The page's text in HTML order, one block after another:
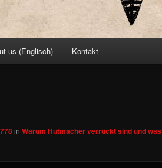
us (Englisch) Kontakt
in Warum Hutmacher verrückt sind und was